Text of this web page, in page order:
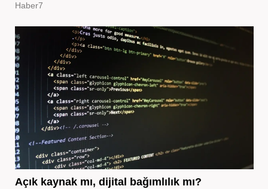
Haber7
Açık kaynak mı, dijital bağımlılık mı?